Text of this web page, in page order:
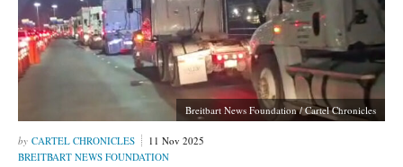
Breitbart News Foundation / Cartel Chronicles
CARTEL CHRONICLES
11 Nov 2025
BREITBART NEWS FOUNDATION